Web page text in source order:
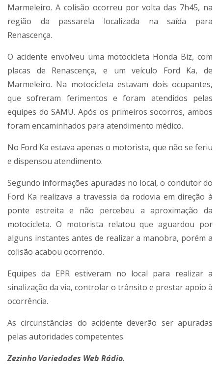
Marmeleiro. A colisão ocorreu por volta das 7h45, na
região da passarela localizada na saída para
Renascença.
O acidente envolveu uma motocicleta Honda Biz, com
placas de Renascença, e um veículo Ford Ka, de
Marmeleiro. Na motocicleta estavam dois ocupantes,
que sofreram ferimentos e foram atendidos pelas
equipes do SAMU. Após os primeiros socorros, ambos
foram encaminhados para atendimento médico.
No Ford Ka estava apenas o motorista, que não se feriu
e dispensou atendimento.
Segundo informações apuradas no local, o condutor do
Ford Ka realizava a travessia da rodovia em direção à
ponte estreita e não percebeu a aproximação da
motocicleta. O motorista relatou que aguardou por
alguns instantes antes de realizar a manobra, porém a
colisão acabou ocorrendo.
Equipes da EPR estiveram no local para realizar a
sinalização da via, controlar o trânsito e prestar apoio à
ocorrência.
As circunstâncias do acidente deverão ser apuradas
pelas autoridades competentes.
Zezinho Variedades Web Rádio.